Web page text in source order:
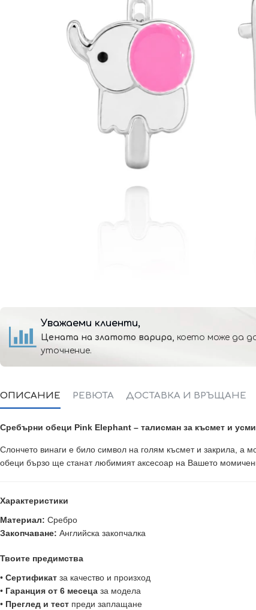
Уважаеми клиенти,
Цената на златото варира, което може да
уточнение.
ОПИСАНИЕ РЕВЮТА ДОСТАВКА И ВРЪЩАНЕ
Сребърни обеци Pink Elephant – талисман за късмет и
Слончето винаги е било символ на голям късмет и закрила, а
обеци бързо ще станат любимият аксесоар на Вашето
Характеристики
Материал: Сребро
Закопчаване: Английска закопчалка
Твоите предимства
• Сертификат за качество и произход
• Гаранция от 6 месеца за модела
• Преглед и тест преди заплащане